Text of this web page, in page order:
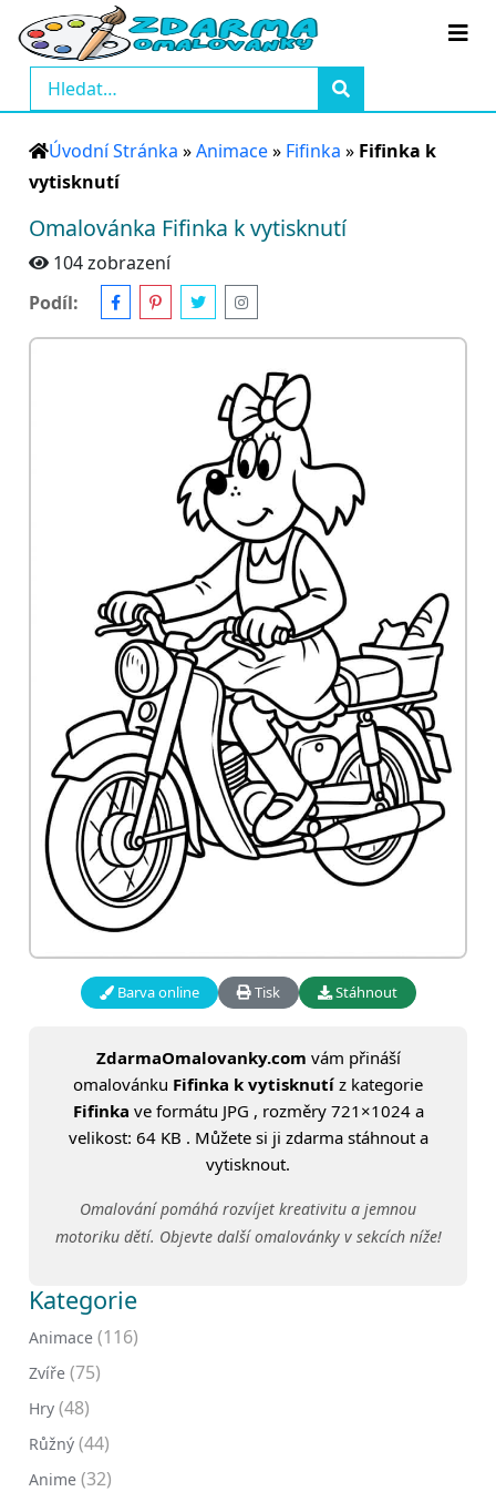
Úvodní Stránka »Animace» Fifinka » Fifinka k
vytisknutí
Omalovánka Fifinka k vytisknutí
104 zobrazení
Podíl:
Barva online Tisk Stáhnout
ZdarmaOmalovanky.com vám přináší
omalovánku Fifinka k vytisknutí z kategorie
Fifinka ve formátu JPG , rozměry 721×1024 a
velikost: 64 KB . Můžete si ji zdarma stáhnout a
vytisknout.
Omalování pomáhá rozvíjet kreativitu a jemnou
motoriku dětí. Objevte další omalovánky v sekcích níže!
Kategorie
Animace (116)
Zvíře (75)
Hry (48)
Růžný (44)
Anime (32)